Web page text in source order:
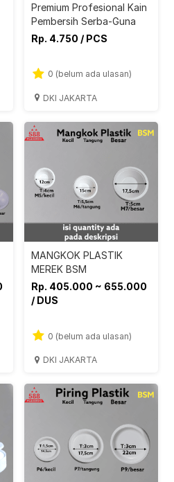
Premium Profesional Kain
Pembersih Serba-Guna
Rp. 4.750 / PCS
0 (belum ada ulasan)
DKI JAKARTA
MANGKOK PLASTIK
MEREK BSM
Rp. 405.000 ~ 655.000
/ DUS
0 (belum ada ulasan)
DKI JAKARTA